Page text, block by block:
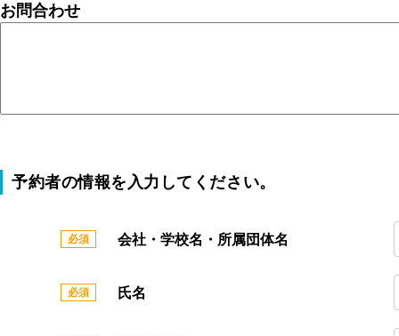
お問合わせ
予約者の情報を入力してください。
会社・学校名・所属団体名
氏名